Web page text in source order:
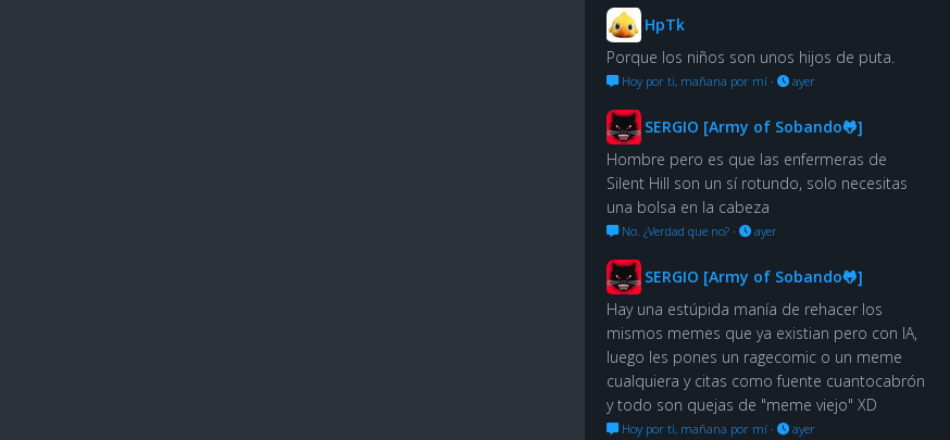
HpTk
Porque los niños son unos hijos de puta.
Hoy por ti, mañana por mí · ayer
SERGIO [Army of Sobando🐸]
Hombre pero es que las enfermeras de
Silent Hill son un sí rotundo, solo necesitas
una bolsa en la cabeza
No. ¿Verdad que no? · ayer
SERGIO [Army of Sobando🐸]
Hay una estúpida manía de rehacer los
mismos memes que ya existian pero con IA,
luego les pones un ragecomic o un meme
cualquiera y citas como fuente cuantocabrón
y todo son quejas de "meme viejo" XD
Hoy por ti, mañana por mí · ayer